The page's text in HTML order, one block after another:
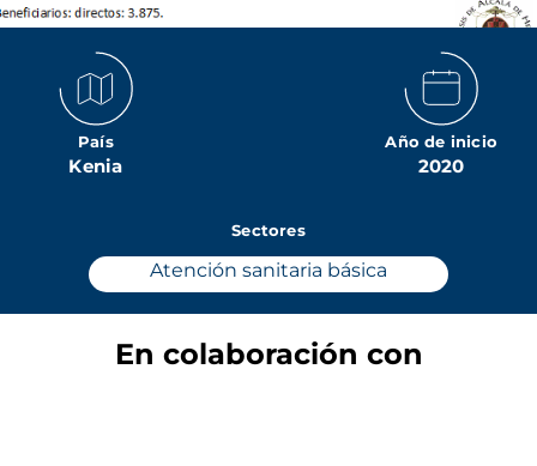
País
Kenia
Año de inicio
2020
Sectores
Atención sanitaria básica
En colaboración con